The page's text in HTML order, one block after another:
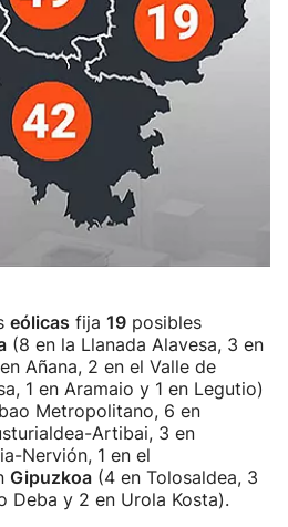
eólicas fija 19 posibles
(8 en la Llanada Alavesa, 3 en
Añana, 2 en el Valle de
1 en Aramaio y 1 en Legutio)
Metropolitano, 6 en
Artibai, 3 en
Nervión, 1 en el
Gipuzkoa (4 en Tolosaldea, 3
Deba y 2 en Urola Kosta).